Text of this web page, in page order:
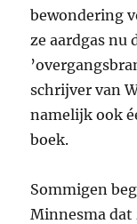
bewondering
ze aardgas nu
schrijver van
namelijk ook
boek.
Sommigen
Minnesma dat